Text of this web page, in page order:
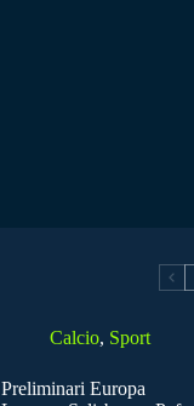
Calcio, Sport
Preliminari Europa